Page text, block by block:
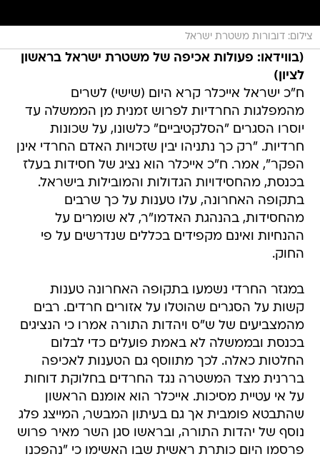
צילום: דובורות משטרת ישראל
(בווידאו: פעולות אכיפה של משטרת ישראל בראשון
לציון)
ח"כ ישראל אייכלר קרא היום (שישי) לשרים
מהמפלגות החרדיות לפרוש זמנית מן הממשלה עד
יוסרו הסגרים "הסלקטיביים" כלשונו, על שכונות
חרדיות. "רק כך נתניהו יבין שזכויות האדם החרדי אינן
הפקר", אמר. ח"כ אייכלר הוא נציג של חסידות בעלז
בכנסת, מהחסידויות הגדולות והמובילות בישראל.
בתקופה האחרונה, עלו טענות על כך שרבים
מהחסידות, בהנהגת האדמו"ר, לא שומרים על
ההנחיות ואינם מקפידים בכללים שנדרשים על פי
החוק.
במגזר החרדי נשמעו בתקופה האחרונה טענות
קשות על הסגרים שהוטלו על אזורים חרדים. רבים
מהמצביעים של ש"ס ויהדות התורה אמרו כי הנציגים
בכנסת ובממשלה לא באמת פועלים כדי לבלום
החלטות כאלה. לכך מתווסף גם הטענות לאכיפה
בררנית מצד המשטרה נגד החרדים בחלוקת דוחות
על אי עטיית מסיכות. אייכלר הוא אומנם הראשון
שהתבטא פומבית אך גם בעיתון המבשר, המייצג פלג
נוסף של יהדות התורה, ובראשו סגן השר מאיר פרוש
פרסמו היום כותרת ראשית שבו האשימו כי "נהפכנו